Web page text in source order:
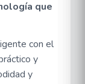
que
con el
y
y